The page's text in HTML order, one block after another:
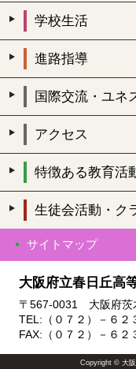
学校生活
進路指導
国際交流・ユネ
アクセス
特徴ある教育活
生徒会活動・ク
サイトマップ
大阪府立春日丘高
〒567-0031 大阪府茨
TEL:（０７２）－６２
FAX:（０７２）－６２
Copyright © 大阪